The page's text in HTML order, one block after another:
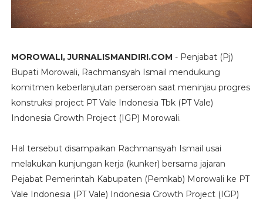
MOROWALI, JURNALISMANDIRI.COM - Penjabat (Pj)
Bupati Morowali, Rachmansyah Ismail mendukung
komitmen keberlanjutan perseroan saat meninjau progres
konstruksi project PT Vale Indonesia Tbk (PT Vale)
Indonesia Growth Project (IGP) Morowali.
Hal tersebut disampaikan Rachmansyah Ismail usai
melakukan kunjungan kerja (kunker) bersama jajaran
Pejabat Pemerintah Kabupaten (Pemkab) Morowali ke PT
Vale Indonesia (PT Vale) Indonesia Growth Project (IGP)